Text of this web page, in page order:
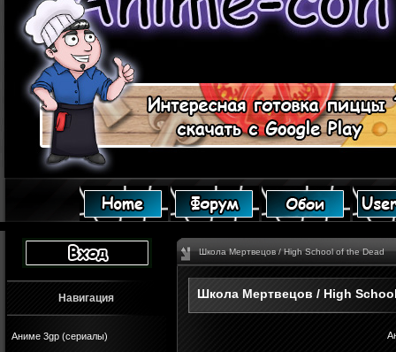
Навигация
Аниме 3gp (сериалы)
Школа Мертвецов / High School of the Dead
Школа Мертвецов / High